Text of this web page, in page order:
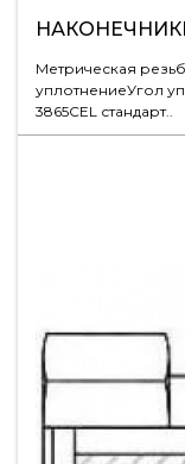
Метрическая
уплотнениеУгол
3865CEL стандарт..